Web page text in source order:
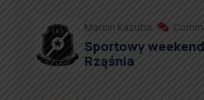
Marcin Kazuba
Sportowy
Rząśnia